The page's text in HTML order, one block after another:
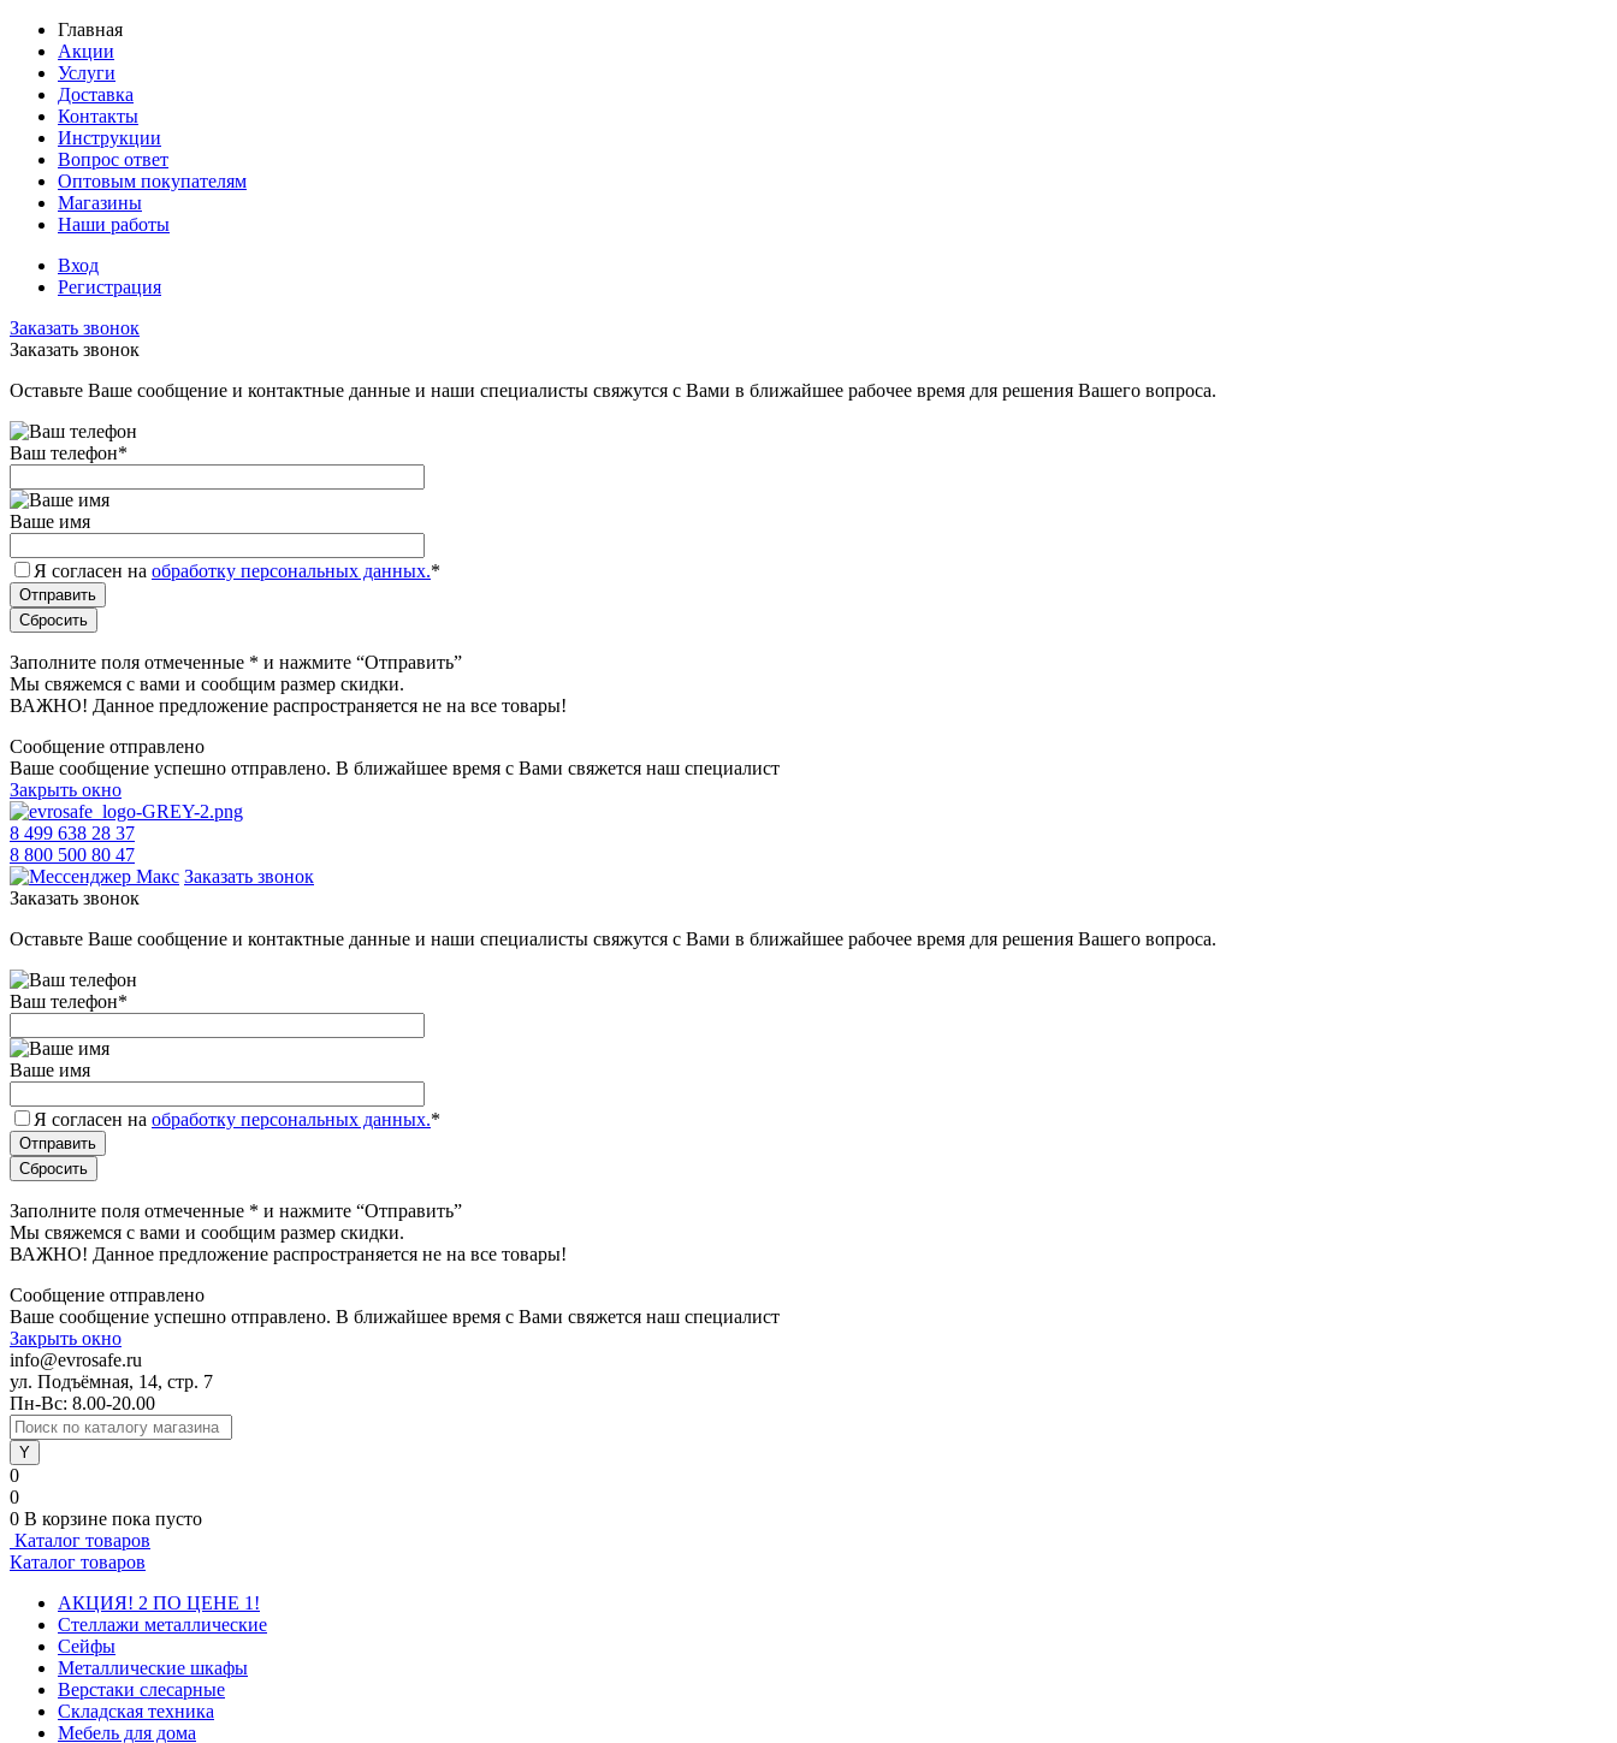
Главная
Акции
Услуги
Доставка
Контакты
Инструкции
Вопрос ответ
Оптовым покупателям
Магазины
Наши работы
Вход
Регистрация
Заказать звонок
Заказать звонок
Оставьте Ваше сообщение и контактные данные и наши специалисты свяжутся с Вами в ближайшее рабочее время для решения Вашего вопроса.
Ваш телефон*
Ваше имя
Я согласен на обработку персональных данных.*
Заполните поля отмеченные * и нажмите “Отправить”
Мы свяжемся с вами и сообщим размер скидки.
ВАЖНО! Данное предложение распространяется не на все товары!
Сообщение отправлено
Ваше сообщение успешно отправлено. В ближайшее время с Вами свяжется наш специалист
Закрыть окно
8 499 638 28 37
8 800 500 80 47
Заказать звонок
Заказать звонок
Оставьте Ваше сообщение и контактные данные и наши специалисты свяжутся с Вами в ближайшее рабочее время для решения Вашего вопроса.
Ваш телефон*
Ваше имя
Я согласен на обработку персональных данных.*
Заполните поля отмеченные * и нажмите “Отправить”
Мы свяжемся с вами и сообщим размер скидки.
ВАЖНО! Данное предложение распространяется не на все товары!
Сообщение отправлено
Ваше сообщение успешно отправлено. В ближайшее время с Вами свяжется наш специалист
Закрыть окно
info@evrosafe.ru
ул. Подъёмная, 14, стр. 7
Пн-Вс: 8.00-20.00
0
0
0 В корзине пока пусто
Каталог товаров
Каталог товаров
АКЦИЯ! 2 ПО ЦЕНЕ 1!
Стеллажи металлические
Сейфы
Металлические шкафы
Верстаки слесарные
Складская техника
Мебель для дома